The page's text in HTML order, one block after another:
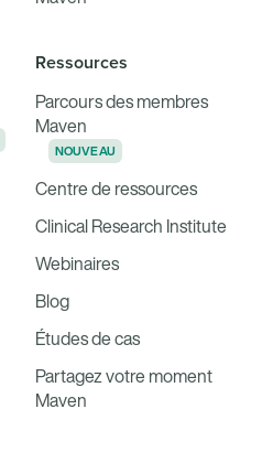
Ressources
Parcours des membres
Maven
NOUVEAU
Centre de ressources
Clinical Research Institute
Webinaires
Blog
Études de cas
Partagez votre moment
Maven